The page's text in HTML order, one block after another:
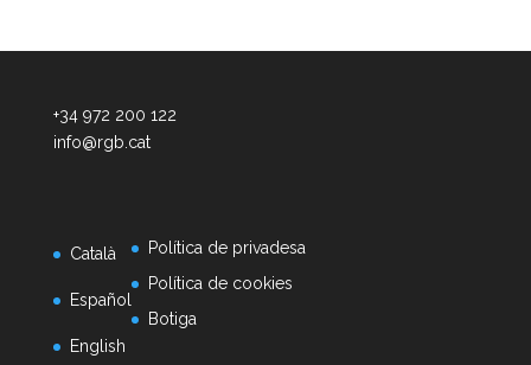
+34 972 200 122
info@rgb.cat
Català
Español
English
Política de privadesa
Política de cookies
Botiga